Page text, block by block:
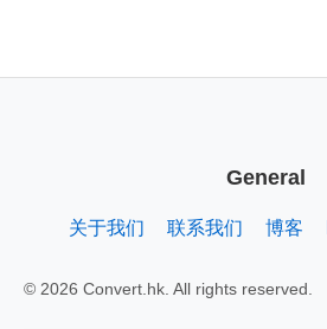
General
关于我们 联系我们 博客
© 2026 Convert.hk. All rights reserved.